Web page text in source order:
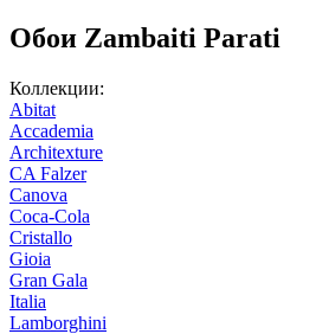
Обои Zambaiti Parati
Коллекции:
Abitat
Accademia
Architexture
CA Falzer
Canova
Coca-Cola
Cristallo
Gioia
Gran Gala
Italia
Lamborghini